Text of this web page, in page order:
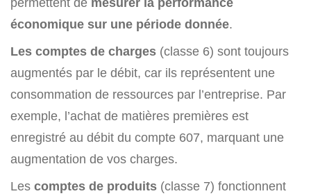
économique sur une période donnée.
Les comptes de charges (classe 6) sont toujours
augmentés par le débit, car ils représentent une
consommation de ressources par l’entreprise. Par
exemple, l’achat de matières premières est
enregistré au débit du compte 607, marquant une
augmentation de vos charges.
Les comptes de produits (classe 7) fonctionnent